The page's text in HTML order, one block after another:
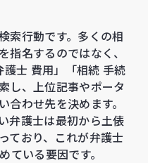
索行動です。多くの相
指名するのではなく、
護士 費用」「相続 手続
し、上位記事やポータ
わせ先を決めます。
弁護士は最初から土俵
ており、これが弁護士
いる要因です。